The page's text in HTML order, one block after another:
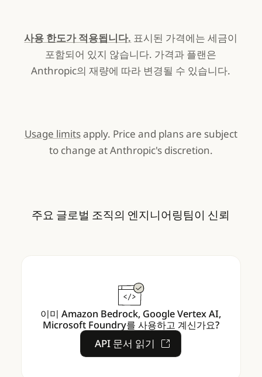
사용 한도가 적용됩니다. 표시된 가격에는 세금이
포함되어 있지 않습니다. 가격과 플랜은
Anthropic의 재량에 따라 변경될 수 있습니다.
Usage limitsapply. Price and plans are subject
to change at Anthropic's discretion.
주요 글로벌 조직의 엔지니어링팀이 신뢰
이미 Amazon Bedrock, Google Vertex AI,
Microsoft Foundry를 사용하고 계신가요?
API 문서 읽기
API 문서 읽기